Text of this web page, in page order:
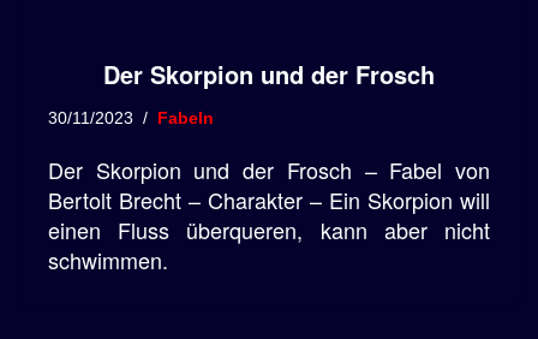
Der Skorpion und der Frosch
30/11/2023 Fabeln
Der Skorpion und der Frosch – Fabel von
Bertolt Brecht – Charakter – Ein Skorpion will
einen Fluss überqueren, kann aber nicht
schwimmen.